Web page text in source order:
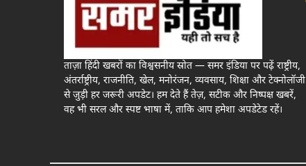
ताज़ा हिंदी खबरों का विश्वसनीय स्रोत — समर इंडिया पर पढ़ें राष्ट्रीय,
अंतर्राष्ट्रीय, राजनीति, खेल, मनोरंजन, व्यवसाय, शिक्षा और टेक्नोलॉजी
से जुड़ी हर जरूरी अपडेट। हम देते हैं तेज़, सटीक और निष्पक्ष खबरें,
वह भी सरल और स्पष्ट भाषा में, ताकि आप हमेशा अपडेटेड रहें।